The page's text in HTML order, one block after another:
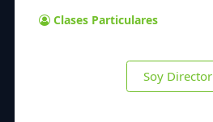
Clases Particulares
Soy Director